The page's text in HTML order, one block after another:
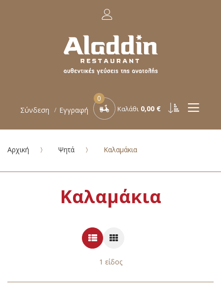
Σύνδεση Εγγραφή
0
Καλάθι 0,00 €
Αρχική Ψητά Καλαμάκια
Καλαμάκια
ΛίσταΠλέγμα
1 είδος